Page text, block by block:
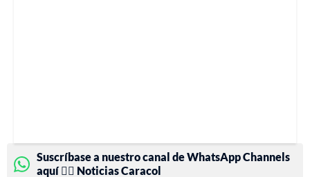
Suscríbase a nuestro canal de WhatsApp Channels
aquí 👉🏻 Noticias Caracol